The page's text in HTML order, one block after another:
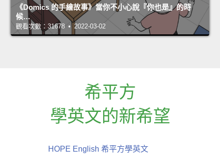
《Domics 的手繪故事》當你不小心說『你也是』的時
候…
觀看次數：31678 • 2022-03-02
希平方
學英文的新希望
HOPE English 希平方學英文